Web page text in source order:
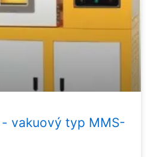
vakuový typ MMS-